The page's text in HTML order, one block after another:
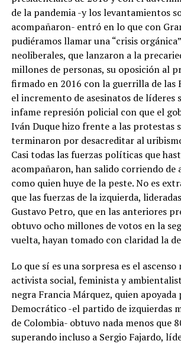
de la pandemia -y los levantamientos
acompañaron- entró en lo que con
pudiéramos llamar una “crisis
neoliberales, que lanzaron a la
millones de personas, su oposición al
firmado en 2016 con la guerrilla de las
el incremento de asesinatos de líderes
infame represión policial con que el
Iván Duque hizo frente a las protestas
terminaron por desacreditar al
Casi todas las fuerzas políticas que
acompañaron, han salido corriendo de
como quien huye de la peste. No es
que las fuerzas de la izquierda,
Gustavo Petro, que en las anteriores
obtuvo ocho millones de votos en la
vuelta, hayan tomado con claridad la
Lo que sí es una sorpresa es el
activista social, feminista y
negra Francia Márquez, quien apoyada
Democrático -el partido de izquierdas
de Colombia- obtuvo nada menos que
superando incluso a Sergio Fajardo,